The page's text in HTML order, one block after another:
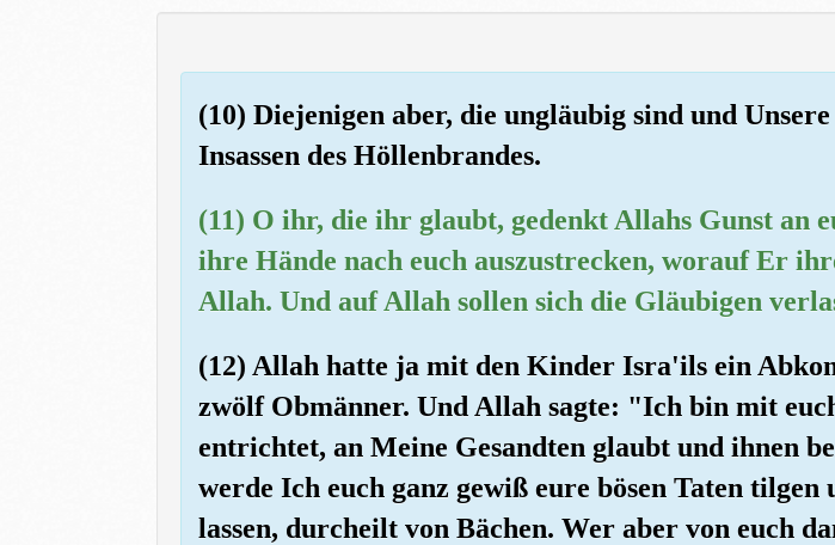
(10) Diejenigen aber, die ungläubig sind und
Insassen des Höllenbrandes.
(11) O ihr, die ihr glaubt, gedenkt Allahs Gunst an
ihre Hände nach euch auszustrecken, worauf Er
Allah. Und auf Allah sollen sich die Gläubigen
(12) Allah hatte ja mit den Kinder Isra'ils ein
zwölf Obmänner. Und Allah sagte: "Ich bin mit
entrichtet, an Meine Gesandten glaubt und ihnen
werde Ich euch ganz gewiß eure bösen Taten
lassen, durcheilt von Bächen. Wer aber von euch